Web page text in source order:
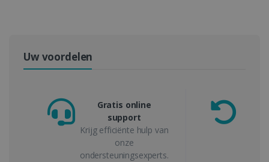
Uw voordelen
Gratis online
support
Krijg efficiënte hulp van
onze
ondersteuningsexperts.